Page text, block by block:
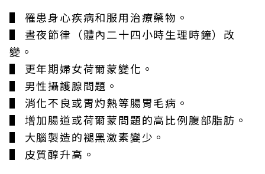
▌ 罹患身心疾病和服用治療藥物。
▌ 晝夜節律（體內二十四小時生理時鐘）改
變。
▌ 更年期婦女荷爾蒙變化。
▌ 男性攝護腺問題。
▌ 消化不良或胃灼熱等腸胃毛病。
▌ 增加腸道或荷爾蒙問題的高比例腹部脂肪。
▌ 大腦製造的褪黑激素變少。
▌ 皮質醇升高。